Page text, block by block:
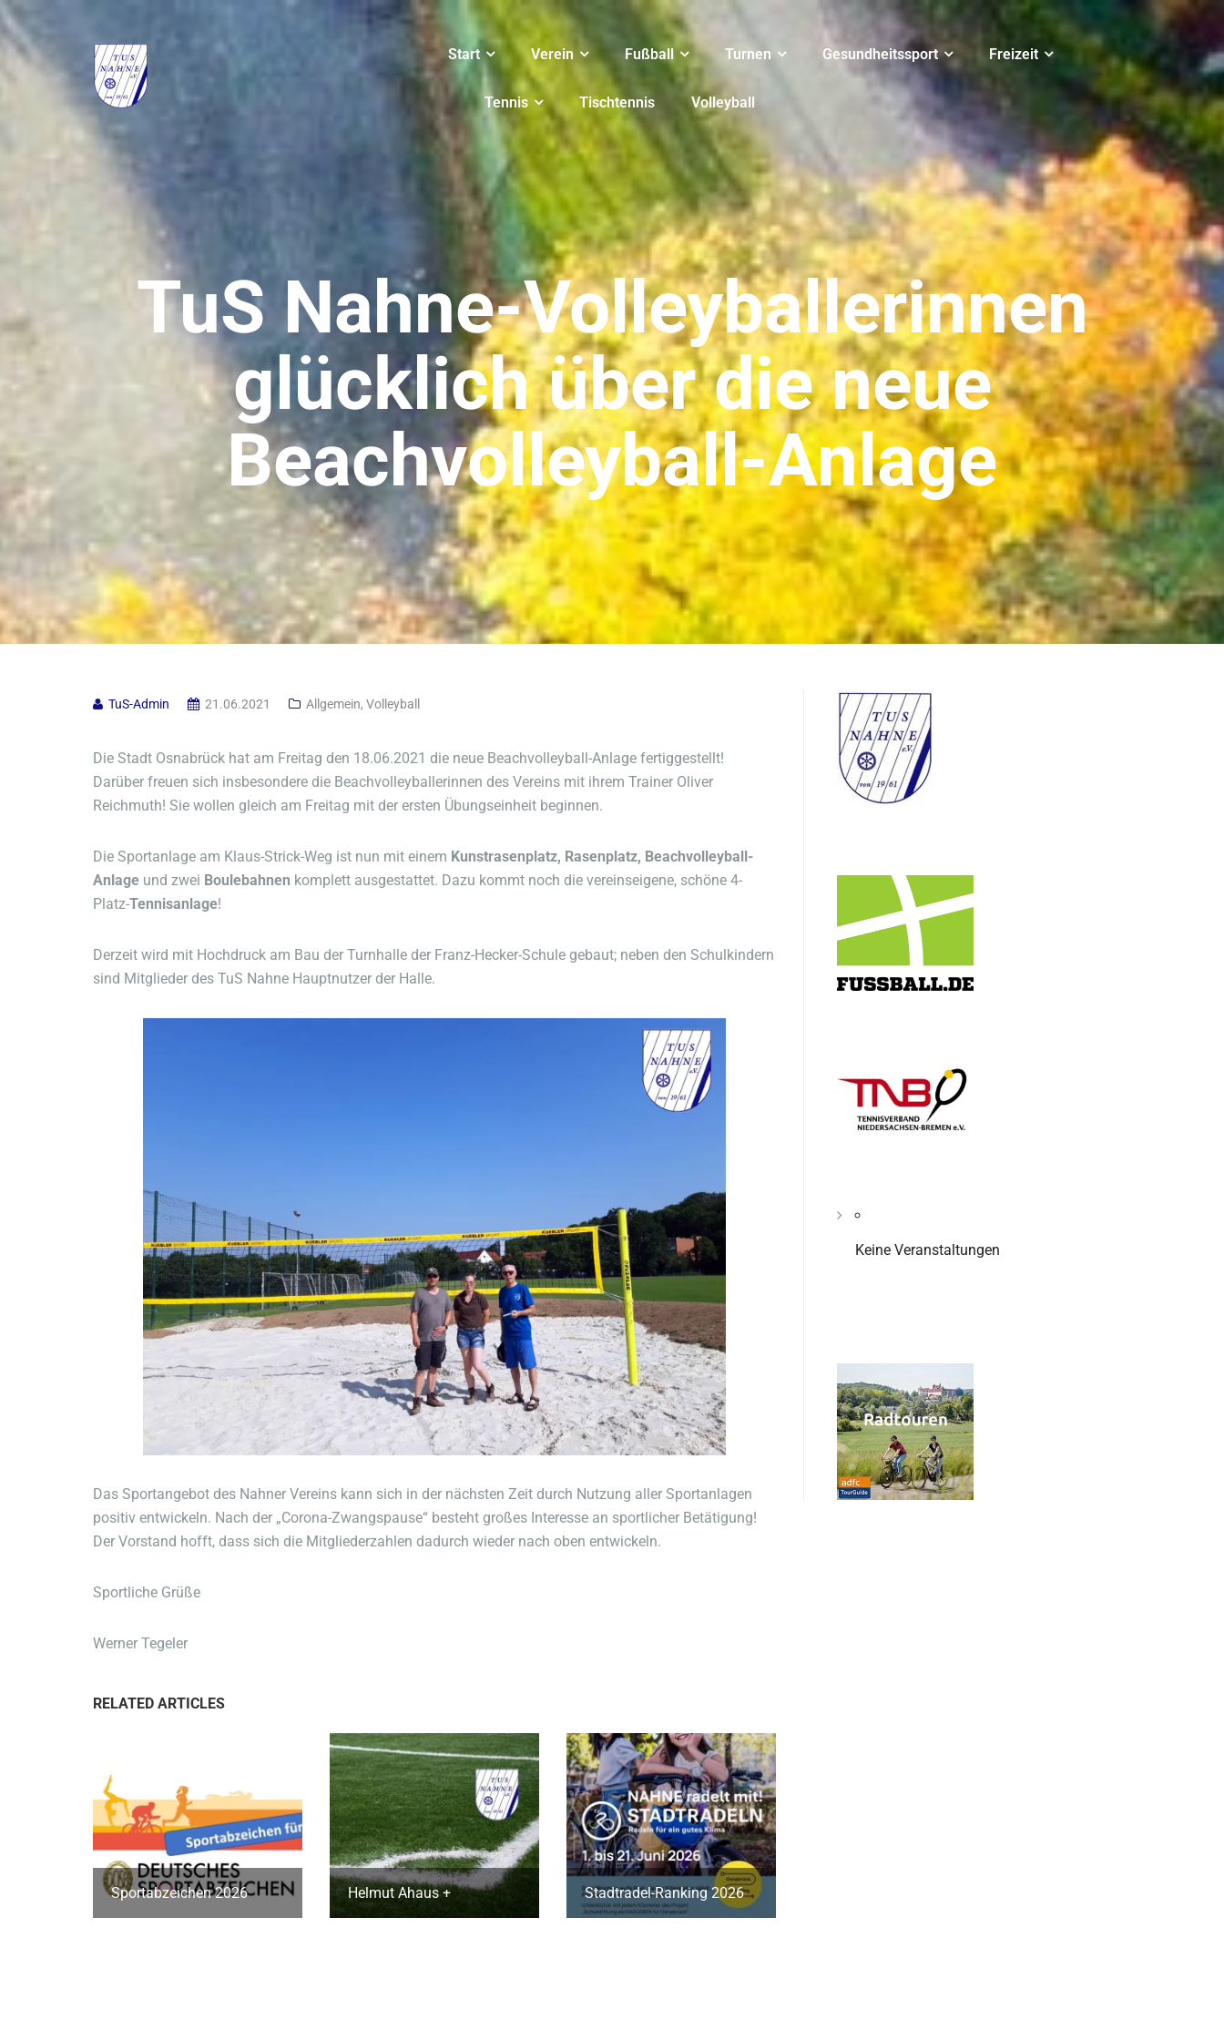
Start Verein Fußball Turnen Gesundheitssport Freizeit
Tennis Tischtennis Volleyball
TuS Nahne-Volleyballerinnen
glücklich über die neue
Beachvolleyball-Anlage
TuS-Admin 21.06.2021 Allgemein, Volleyball
Die Stadt Osnabrück hat am Freitag den 18.06.2021 die neue Beachvolleyball-Anlage fertiggestellt!
Darüber freuen sich insbesondere die Beachvolleyballerinnen des Vereins mit ihrem Trainer Oliver
Reichmuth! Sie wollen gleich am Freitag mit der ersten Übungseinheit beginnen.
Die Sportanlage am Klaus-Strick-Weg ist nun mit einem Kunstrasenplatz, Rasenplatz, Beachvolleyball-
Anlage und zwei Boulebahnen komplett ausgestattet. Dazu kommt noch die vereinseigene, schöne 4-
Platz-Tennisanlage!
Derzeit wird mit Hochdruck am Bau der Turnhalle der Franz-Hecker-Schule gebaut; neben den Schulkindern
sind Mitglieder des TuS Nahne Hauptnutzer der Halle.
Das Sportangebot des Nahner Vereins kann sich in der nächsten Zeit durch Nutzung aller Sportanlagen
positiv entwickeln. Nach der „Corona-Zwangspause“ besteht großes Interesse an sportlicher Betätigung!
Der Vorstand hofft, dass sich die Mitgliederzahlen dadurch wieder nach oben entwickeln.
Sportliche Grüße
Werner Tegeler
RELATED ARTICLES
Sportabzeichen 2026 Helmut Ahaus + Stadtradel-Ranking 2026
Keine Veranstaltungen